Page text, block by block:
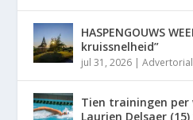
HASPENGOUWS
kruissnelheid”
jul 31, 2026 |Advertorial
Tien trainingen per
Laurien Delsaer